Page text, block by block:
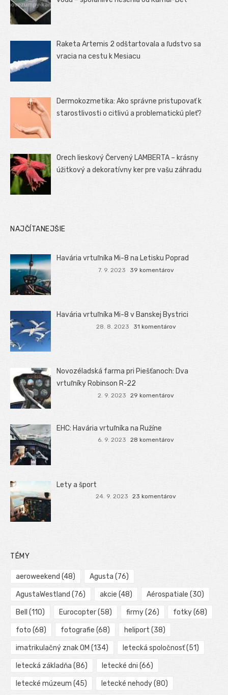
Raketa Artemis 2 odštartovala a ľudstvo sa
vracia na cestu k Mesiacu
Dermokozmetika: Ako správne pristupovať k
starostlivosti o citlivú a problematickú pleť?
Orech lieskový Červený LAMBERTA – krásny
úžitkový a dekoratívny ker pre vašu záhradu
NAJČÍTANEJŠIE
Havária vrtuľníka Mi-8 na Letisku Poprad
7. 9. 2023 39 komentárov
Havária vrtuľníka Mi-8 v Banskej Bystrici
28. 8. 2023 31 komentárov
Novozéladská farma pri Piešťanoch: Dva
vrtuľníky Robinson R-22
2. 9. 2023 29 komentárov
EHC: Havária vrtuľníka na Ružíne
6. 9. 2023 28 komentárov
Lety a šport
24. 9. 2023 23 komentárov
TÉMY
aeroweekend (48) Agusta (76)
AgustaWestland (76) akcie (48) Aérospatiale (30)
Bell (110) Eurocopter(58) firmy(26) fotky(68)
foto (68) fotografie (68) heliport (38)
imatrikulačný znak OM (134) letecká spoločnosť(51)
letecká základňa (86) letecké dni (66)
letecké múzeum (45) letecké nehody(80)